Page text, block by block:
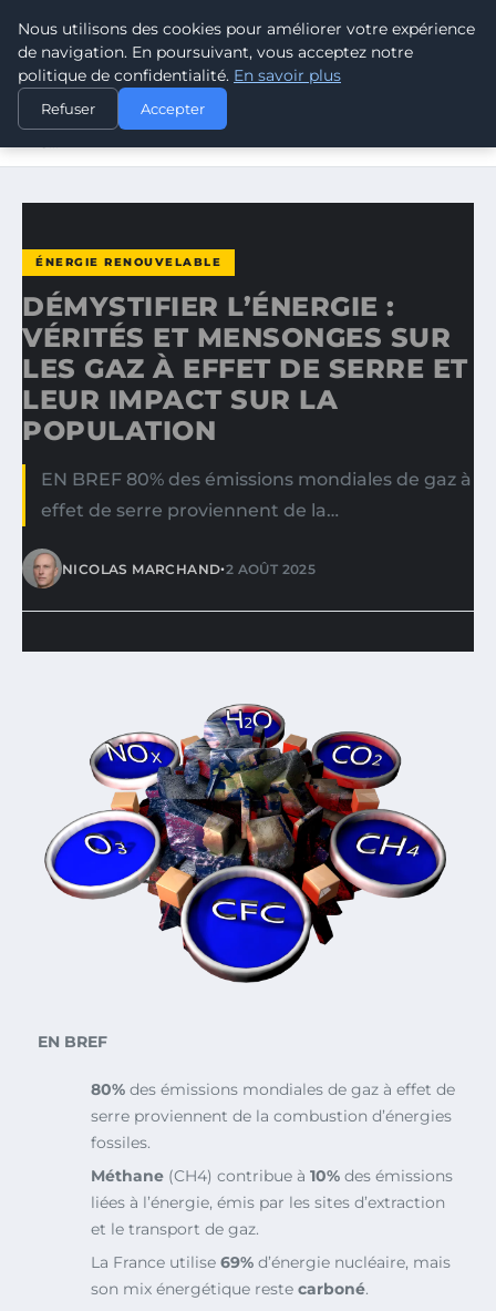
CLIMATE RESPONSE BLOG
ACCUEIL
ÉNERGIE RENOUVELABLE
DÉMYSTIFIER L’ÉNERGIE : VÉRITÉS ET MENSONGES SUR
ÉNERGIE RENOUVELABLE
DÉMYSTIFIER L’ÉNERGIE :
VÉRITÉS ET MENSONGES SUR
LES GAZ À EFFET DE SERRE ET
LEUR IMPACT SUR LA
POPULATION
EN BREF 80% des émissions mondiales de gaz à
effet de serre proviennent de la…
NICOLAS MARCHAND•2 AOÛT 2025
EN BREF
80% des émissions mondiales de gaz à effet de
serre proviennent de la combustion d’énergies
fossiles.
Méthane (CH4) contribue à 10% des émissions
liées à l’énergie, émis par les sites d’extraction
et le transport de gaz.
La France utilise 69% d’énergie nucléaire, mais
son mix énergétique reste carboné.
Nous utilisons des cookies pour améliorer votre expérience
de navigation. En poursuivant, vous acceptez notre
politique de confidentialité. En savoir plus
Refuser Accepter